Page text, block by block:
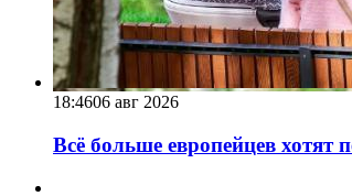
18:4606 авг 2026
Всё больше европейцев хотят